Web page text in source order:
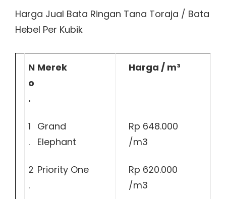
Harga Jual Bata Ringan Tana Toraja / Bata
Hebel Per Kubik
N
o
.
Merek Harga / m³
1
.
Grand
Elephant
Rp 648.000
/m3
2
.
Priority One
Rp 620.000
/m3